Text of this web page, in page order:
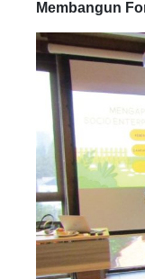
Membangun